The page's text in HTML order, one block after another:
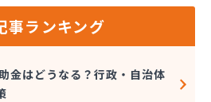
事ランキング
金はどうなる？行政・自治体